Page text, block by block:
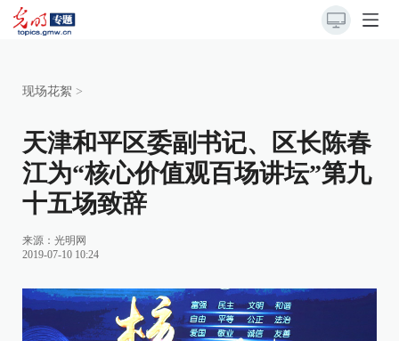
现场花絮 >
天津和平区委副书记、区长陈春
江为“核心价值观百场讲坛”第九
十五场致辞
来源： 光明网
2019-07-10 10:24